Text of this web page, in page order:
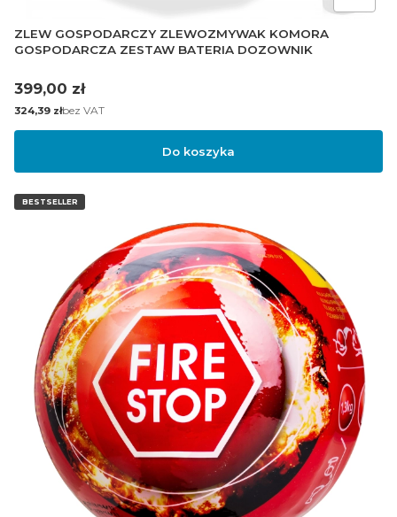
ZLEW GOSPODARCZY ZLEWOZMYWAK KOMORA
GOSPODARCZA ZESTAW BATERIA DOZOWNIK
Cena
399,00 zł
Cena
324,39 złbez VAT
Do koszyka
BESTSELLER